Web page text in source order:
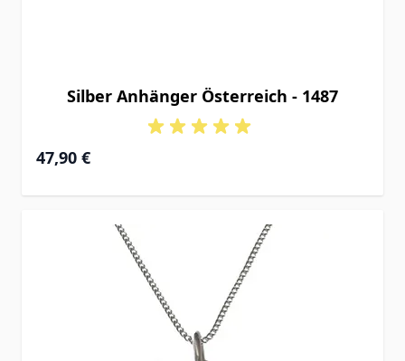
Silber Anhänger Österreich - 1487
47,90 €